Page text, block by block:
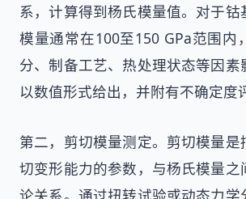
系，计算得到杨氏模量值。对于钴
模量通常在100至150 GPa范围内
分、制备工艺、热处理状态等因素
以数值形式给出，并附有不确定度
第二，剪切模量测定。剪切模量是
切变形能力的参数，与杨氏模量之
论关系。通过扭转试验或动态力学